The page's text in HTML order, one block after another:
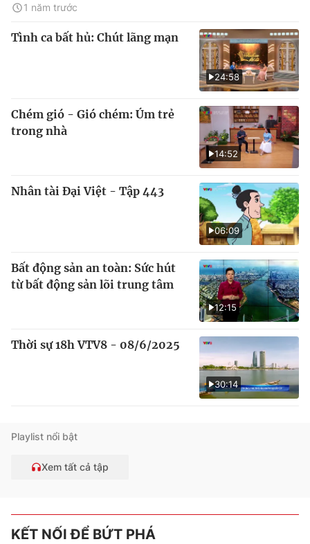
1 năm trước
24:58
Tình ca bất hủ: Chút lãng mạn
14:52
Chém gió - Gió chém: Úm trẻ
trong nhà
06:09
Nhân tài Đại Việt - Tập 443
12:15
Bất động sản an toàn: Sức hút
từ bất động sản lõi trung tâm
30:14
Thời sự 18h VTV8 - 08/6/2025
Playlist nổi bật
Xem tất cả tập
KẾT NỐI ĐỂ BỨT PHÁ